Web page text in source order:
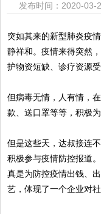
发布时间：2020-
突如其来的新型肺炎疫
静祥和。疫情来得突然
护物资短缺、诊疗资源
但病毒无情，人有情，
款、送口罩等等，积极
但是这些天，达叔接连
积极参与疫情防控报道
真是为防控疫情出钱、
艺，体现了一个企业对